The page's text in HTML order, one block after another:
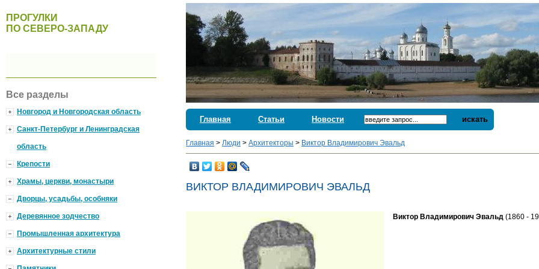
Главная Статьи Новости искать
Главная >Люди >Архитекторы > Виктор Владимирович Эвальд
ВИКТОР ВЛАДИМИРОВИЧ ЭВАЛЬД
Виктор Владимирович Эвальд (1860 -
ПРОГУЛКИ
ПО СЕВЕРО-ЗАПАДУ
Все разделы
Новгород и Новгородская область
Санкт-Петербург и Ленинградская
область
Крепости
Храмы, церкви, монастыри
Дворцы, усадьбы, особняки
Деревянное зодчество
Промышленная архитектура
Архитектурные стили